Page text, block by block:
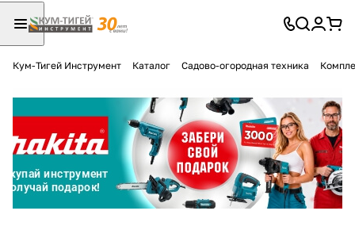
Кум-Тигей Инструмент Каталог Садово-огородная техника
Разбейте
оплатуна части
без переплат